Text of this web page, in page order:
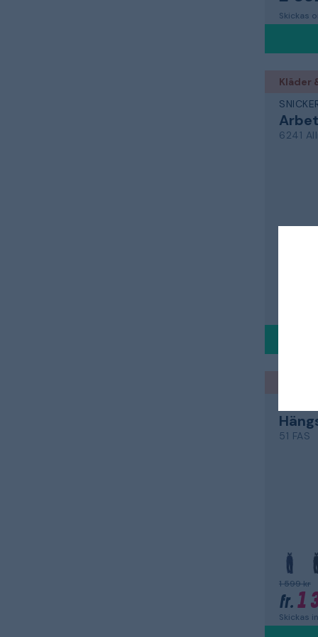
Skickas
Kläder
6241
1
51 FAS
1 599 kr
fr. 1
Skickas